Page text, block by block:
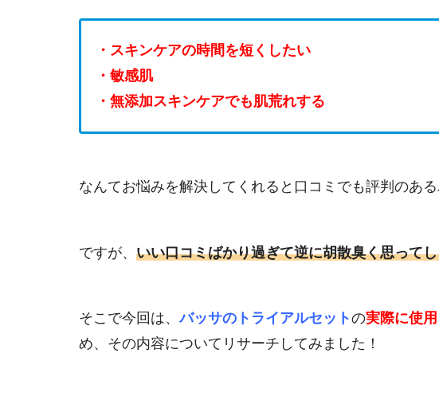
・スキンケアの時間を短くしたい
・敏感肌
・無添加スキンケアでも肌荒れする
なんてお悩みを解決してくれると口コミでも評判のあ
ですが、 いい口コミばかり過ぎて逆に胡散臭く思って
そこで今回は、バッサのトライアルセットの実際に使
め、その内容についてリサーチしてみました！